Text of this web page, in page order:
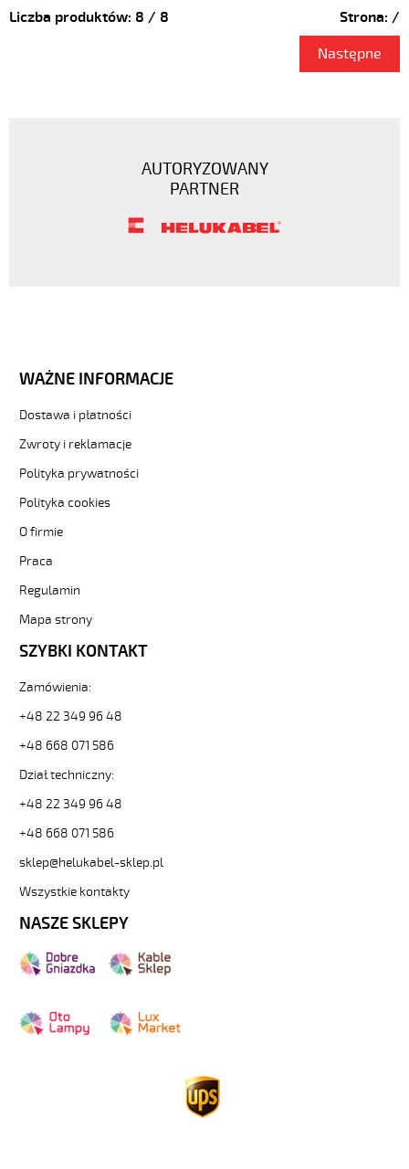
Liczba produktów: 8 / 8 Strona: /
Następne
AUTORYZOWANY
PARTNER
WAŻNE INFORMACJE
Dostawa i płatności
Zwroty i reklamacje
Polityka prywatności
Polityka cookies
O firmie
Praca
Regulamin
Mapa strony
SZYBKI KONTAKT
Zamówienia:
+48 22 349 96 48
+48 668 071 586
Dział techniczny:
+48 22 349 96 48
+48 668 071 586
sklep@helukabel-sklep.pl
Wszystkie kontakty
NASZE SKLEPY